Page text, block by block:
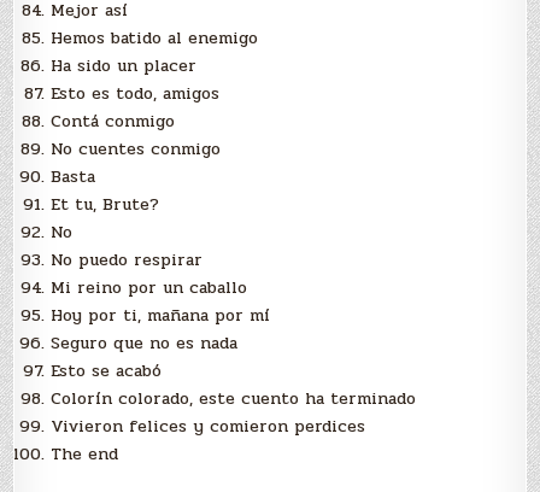
Mejor así
Hemos batido al enemigo
Ha sido un placer
Esto es todo, amigos
Contá conmigo
No cuentes conmigo
Basta
Et tu, Brute?
No
No puedo respirar
Mi reino por un caballo
Hoy por ti, mañana por mí
Seguro que no es nada
Esto se acabó
Colorín colorado, este cuento ha terminado
Vivieron felices y comieron perdices
The end